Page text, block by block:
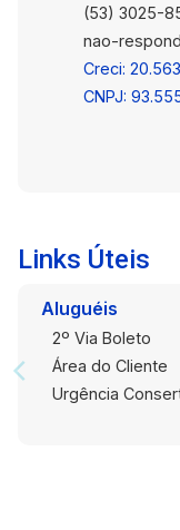
(53) 3025-
nao-
Creci:
CNPJ:
Links Úteis
Aluguéis
2º Via Boleto
Área do Cliente
Urgência